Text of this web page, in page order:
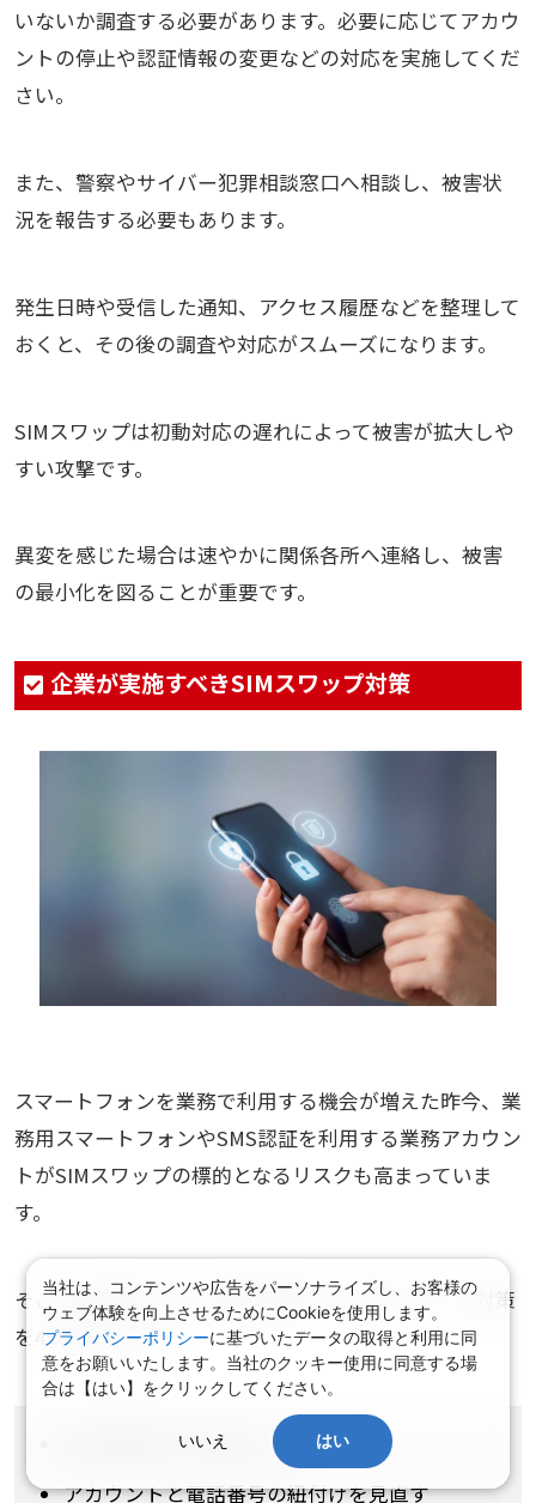
いないか調査する必要があります。必要に応じてアカウ
ントの停止や認証情報の変更などの対応を実施してくだ
さい。
また、警察やサイバー犯罪相談窓口へ相談し、被害状
況を報告する必要もあります。
発生日時や受信した通知、アクセス履歴などを整理して
おくと、その後の調査や対応がスムーズになります。
SIMスワップは初動対応の遅れによって被害が拡大しや
すい攻撃です。
異変を感じた場合は速やかに関係各所へ連絡し、被害
の最小化を図ることが重要です。
企業が実施すべきSIMスワップ対策
スマートフォンを業務で利用する機会が増えた昨今、業
務用スマートフォンやSMS認証を利用する業務アカウン
トがSIMスワップの標的となるリスクも高まっていま
す。
そこで本記事では、企業が実施すべきSIMスワップ対策
を4つ紹介します。
SMS認証のみに依存しない
アカウントと電話番号の紐付けを見直す
当社は、コンテンツや広告をパーソナライズし、お客様の
ウェブ体験を向上させるためにCookieを使用します。
プライバシーポリシーに基づいたデータの取得と利用に同
意をお願いいたします。当社のクッキー使用に同意する場
合は【はい】をクリックしてください。
いいえ はい